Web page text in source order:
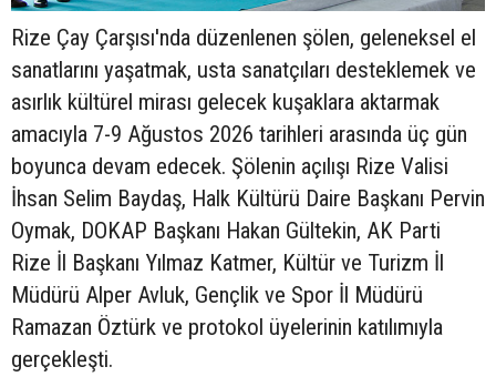
Rize Çay Çarşısı'nda düzenlenen şölen, geleneksel el
sanatlarını yaşatmak, usta sanatçıları desteklemek ve
asırlık kültürel mirası gelecek kuşaklara aktarmak
amacıyla 7-9 Ağustos 2026 tarihleri arasında üç gün
boyunca devam edecek. Şölenin açılışı Rize Valisi
İhsan Selim Baydaş, Halk Kültürü Daire Başkanı Pervin
Oymak, DOKAP Başkanı Hakan Gültekin, AK Parti
Rize İl Başkanı Yılmaz Katmer, Kültür ve Turizm İl
Müdürü Alper Avluk, Gençlik ve Spor İl Müdürü
Ramazan Öztürk ve protokol üyelerinin katılımıyla
gerçekleşti.